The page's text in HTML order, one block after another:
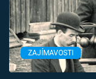
Sledujte nás
ZAJÍMAVOSTI